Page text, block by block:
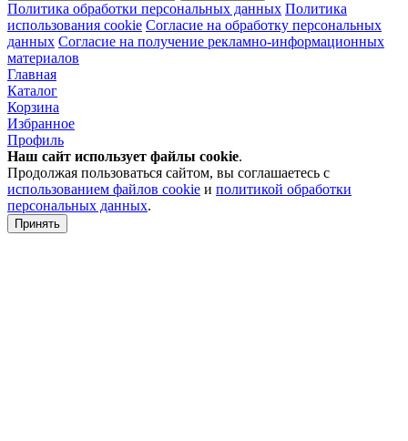
Политика обработки персональных данных Политика
использования cookie Согласие на обработку персональных
данных Согласие на получение рекламно-информационных
материалов
Главная
Каталог
Корзина
Избранное
Профиль
Наш сайт использует файлы cookie.
Продолжая пользоваться сайтом, вы соглашаетесь с
использованием файлов cookie и политикой обработки
персональных данных.
Принять